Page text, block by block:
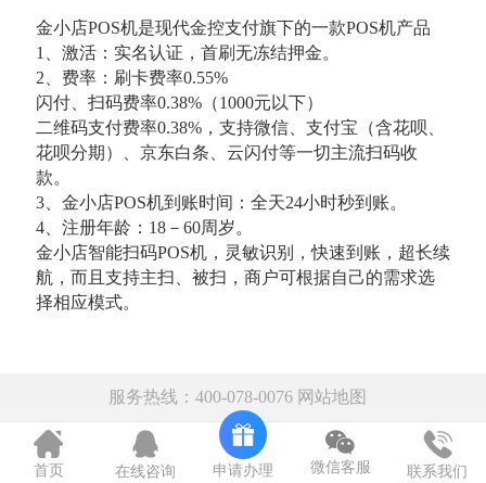
金小店POS机是现代金控支付旗下的一款POS机产品
1、激活：实名认证，首刷无冻结押金。
2、费率：刷卡费率0.55%
闪付、扫码费率0.38%（1000元以下）
二维码支付费率0.38%，支持微信、支付宝（含花呗、
花呗分期）、京东白条、云闪付等一切主流扫码收
款。
3、金小店POS机到账时间：全天24小时秒到账。
4、注册年龄：18－60周岁。
金小店智能扫码POS机，灵敏识别，快速到账，超长续
航，而且支持主扫、被扫，商户可根据自己的需求选
择相应模式。
服务热线：400-078-0076 网站地图
首页 在线咨询 申请办理 微信客服 联系我们